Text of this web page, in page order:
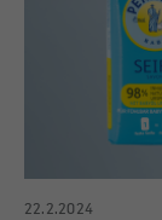
22.2.2024